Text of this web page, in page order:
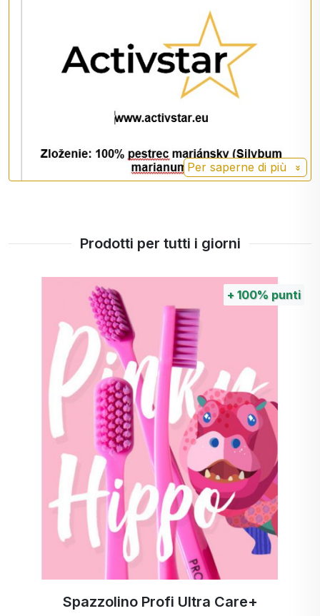
Per saperne di più
Prodotti per tutti i giorni
+ 100% punti
Spazzolino Profi Ultra Care+